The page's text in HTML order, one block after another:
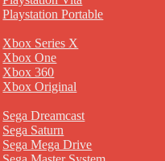
Playstation Portable
Xbox Series X
Xbox One
Xbox 360
Xbox Original
Sega Dreamcast
Sega Saturn
Sega Mega Drive